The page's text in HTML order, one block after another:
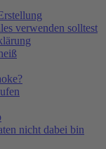
verwenden solltest
nicht dabei bin